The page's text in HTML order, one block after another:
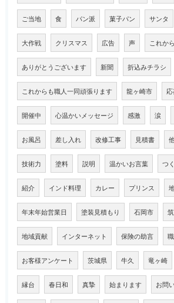
ご当地 食 パン派 菓子パン サンタ
大作戦 クリスマス 広告 声 これか
ありがとうございます 新聞 折込みチラシ
これからも職人一同頑張ります 龍ヶ崎市
開催中 心温かいメッセージ 感激 涙
お風呂 差し入れ 改修工事 見積書
技術力 塗料 説明 温かいお言葉 つ
紹介 インド料理 カレー プリンス
年末年始営業日 塗装見積もり 石岡市
地域貢献 インターネット 保険の助言
お客様アンケート 茨城県 牛久 竜ヶ崎
縁台 春日和 真摯 始まります お問